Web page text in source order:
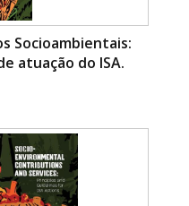
Socioambientais:
atuação do ISA.